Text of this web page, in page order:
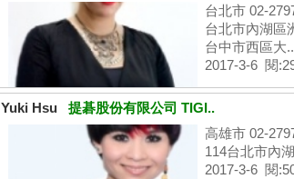
台北市 02-
台北市內湖區
台中市西區大..
2017-3-6 閱
Yuki Hsu 提碁股份有限公司 TIGI..
高雄市 02-
114台北市內
2017-3-6 閱